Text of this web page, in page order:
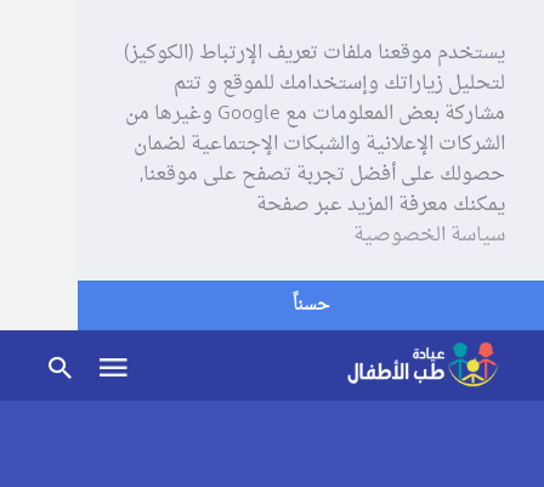
يستخدم موقعنا ملفات تعريف الإرتباط (الكوكيز)
لتحليل زياراتك وإستخدامك للموقع و تتم
مشاركة بعض المعلومات مع Google وغيرها من
الشركات الإعلانية والشبكات الإجتماعية لضمان
حصولك على أفضل تجربة تصفح على موقعنا,
يمكنك معرفة المزيد عبر صفحة
سياسة الخصوصية
حسناً